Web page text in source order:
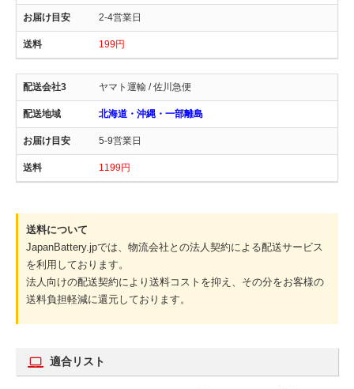
2-4営業日
199円
ヤマト運輸 / 佐川急便
北海道・沖縄・一部離島
5-9営業日
1199円
送料について
JapanBattery.jpでは、物流会社との法人契約による配送サービス
を利用しております。
法人向けの配送契約により送料コストを抑え、その分をお客様の
送料負担軽減に還元しております。
適合リスト